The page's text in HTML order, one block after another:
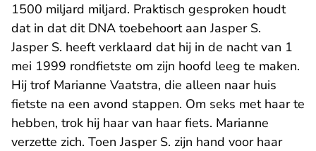
1500 miljard miljard. Praktisch gesproken houdt
dat in dat dit DNA toebehoort aan Jasper S.
Jasper S. heeft verklaard dat hij in de nacht van 1
mei 1999 rondfietste om zijn hoofd leeg te maken.
Hij trof Marianne Vaatstra, die alleen naar huis
fietste na een avond stappen. Om seks met haar te
hebben, trok hij haar van haar fiets. Marianne
verzette zich. Toen Jasper S. zijn hand voor haar